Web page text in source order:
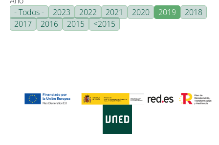
- Todos -
2023 2022 2021 2020 2019
2018
2017
2016 2015 <2015